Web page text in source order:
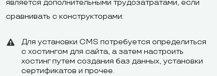
является дополнительными трудозатратами, если
сравнивать с конструкторами:
Для установки CMS потребуется определиться
с хостингом для сайта, а затем настроить
хостинг путем создания баз данных, установки
сертификатов и прочее.